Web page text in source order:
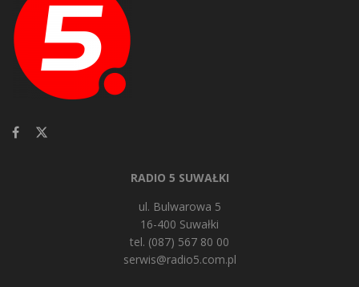
RADIO 5 SUWAŁKI
ul. Bulwarowa 5
16-400 Suwałki
tel. (087) 567 80 00
serwis@radio5.com.pl